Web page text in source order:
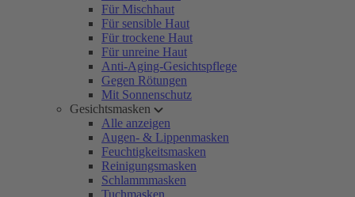
Für Mischhaut
Für sensible Haut
Für trockene Haut
Für unreine Haut
Anti-Aging-Gesichtspflege
Gegen Rötungen
Mit Sonnenschutz
Gesichtsmasken
Alle anzeigen
Augen- & Lippenmasken
Feuchtigkeitsmasken
Reinigungsmasken
Schlammmasken
Tuchmasken